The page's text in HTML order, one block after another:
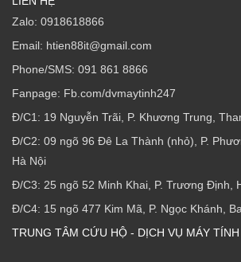
Zalo: 0918618866
Email: htien88it@gmail.com
Phone/SMS: 091 861 8866
Fanpage: Fb.com/dvmaytinh247
Đ/C1: 19 Nguyễn Trãi, P. Khương Trung,
Đ/C2: 09 ngõ 96 Đê La Thành (nhỏ), P.
Hà Nội
Đ/C3: 25 ngõ 52 Minh Khai, P. Trương Định,
Đ/C4: 15 ngõ 477 Kim Mã, P. Ngọc Khánh,
TRUNG TÂM CỨU HỘ - DỊCH VỤ MÁY